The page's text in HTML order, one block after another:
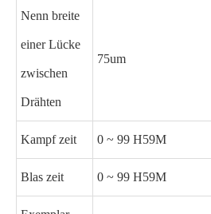
Nenn breite
einer Lücke
zwischen
Drähten
75um
Kampf zeit 0 ~ 99 H59M
Blas zeit 0 ~ 99 H59M